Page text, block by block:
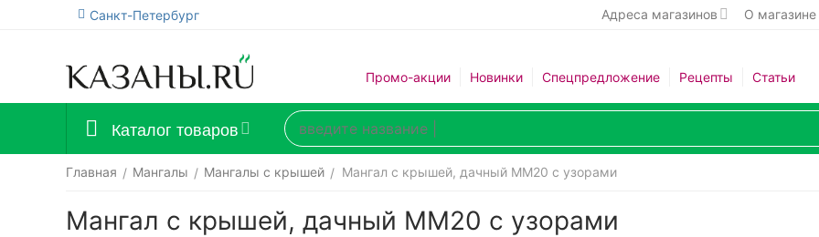
Санкт-Петербург Адреса магазинов О магазине
Промо-акции Новинки Спецпредложение Рецепты Статьи
Каталог товаров
Главная / Мангалы / Мангалы с крышей / Мангал с крышей, дачный ММ20 с узорами
Мангал с крышей, дачный ММ20 с узорами